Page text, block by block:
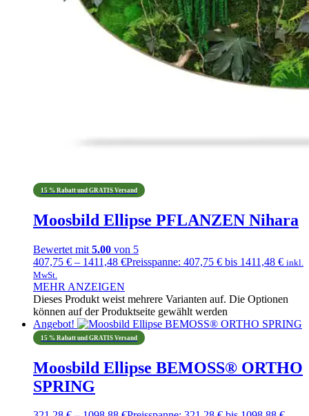
15 % Rabatt und GRATIS Versand
Moosbild Ellipse PFLANZEN Nihara
Bewertet mit 5.00 von 5
407,75 € – 1411,48 €Preisspanne: 407,75 € bis 1411,48 € inkl.
MwSt.
MEHR ANZEIGEN
Dieses Produkt weist mehrere Varianten auf. Die Optionen
können auf der Produktseite gewählt werden
Angebot!
15 % Rabatt und GRATIS Versand
Moosbild Ellipse BEMOSS® ORTHO
SPRING